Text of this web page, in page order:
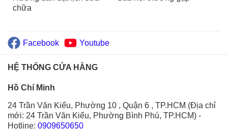
chữa
Facebook Youtube
HỆ THỐNG CỬA HÀNG
Hồ Chí Minh
24 Trần Văn Kiểu, Phường 10 , Quận 6 , TP.HCM (Địa chỉ
mới: 24 Trần Văn Kiểu, Phường Bình Phú, TP.HCM) -
Hotline: 0909650650